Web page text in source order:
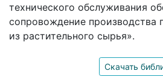
технического обслуживания
сопровождение производства
из растительного сырья».
Скачать